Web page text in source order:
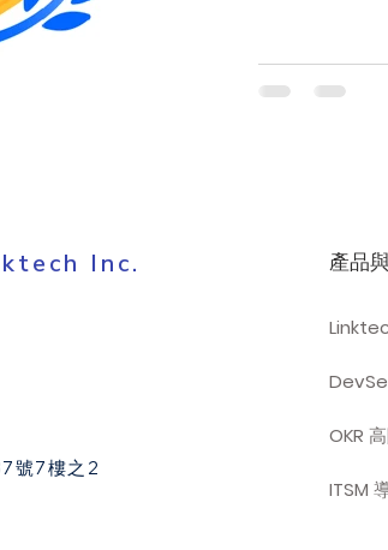
Inc.
號7樓之2
產品
OKR
ITSM